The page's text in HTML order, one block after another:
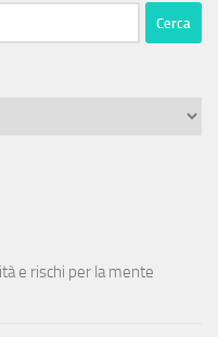
e rischi per la mente